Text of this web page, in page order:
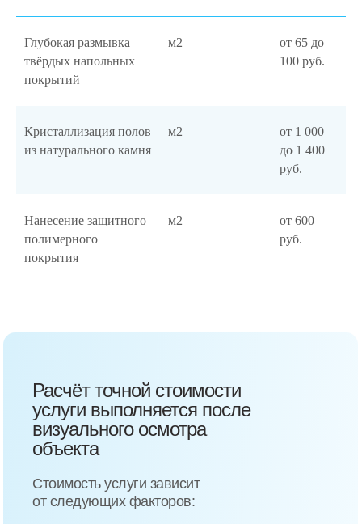
Глубокая размывка
твёрдых напольных
покрытий
м2
от 65 до
100 руб.
Кристаллизация полов
из натурального камня
м2
от 1 000
до 1 400
руб.
Нанесение защитного
полимерного
покрытия
м2
от 600
руб.
Расчёт точной стоимости
услуги выполняется после
визуального осмотра
объекта
Стоимость услуги зависит
от следующих факторов: